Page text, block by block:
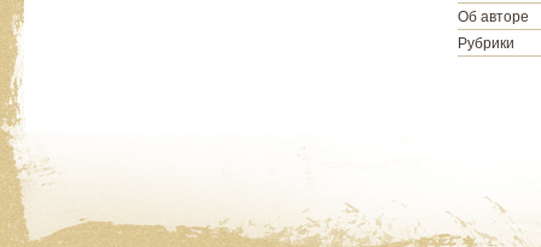
Об авторе
Рубрики